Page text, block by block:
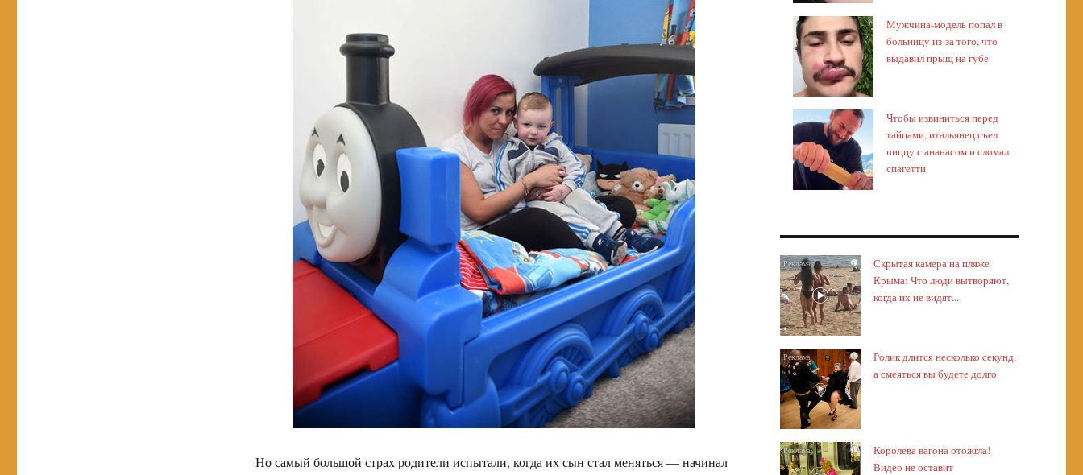
Но самый большой страх родители испытали, когда их сын стал меняться — начинал
Мужчина-модель попал в
больницу из-за того, что
выдавил прыщ на губе
Чтобы извиниться перед
тайцами, итальянец съел
пиццу с ананасом и сломал
спагетти
i
Скрытая камера на пляже
Крыма: Что люди вытворяют,
когда их не видят...
i
Ролик длится несколько секунд,
а смеяться вы будете долго
i
Королева вагона отожгла!
Видео не оставит